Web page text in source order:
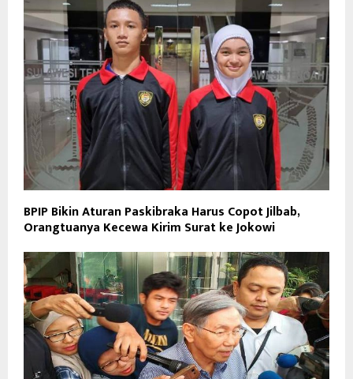
BPIP Bikin Aturan Paskibraka Harus Copot Jilbab,
Orangtuanya Kecewa Kirim Surat ke Jokowi